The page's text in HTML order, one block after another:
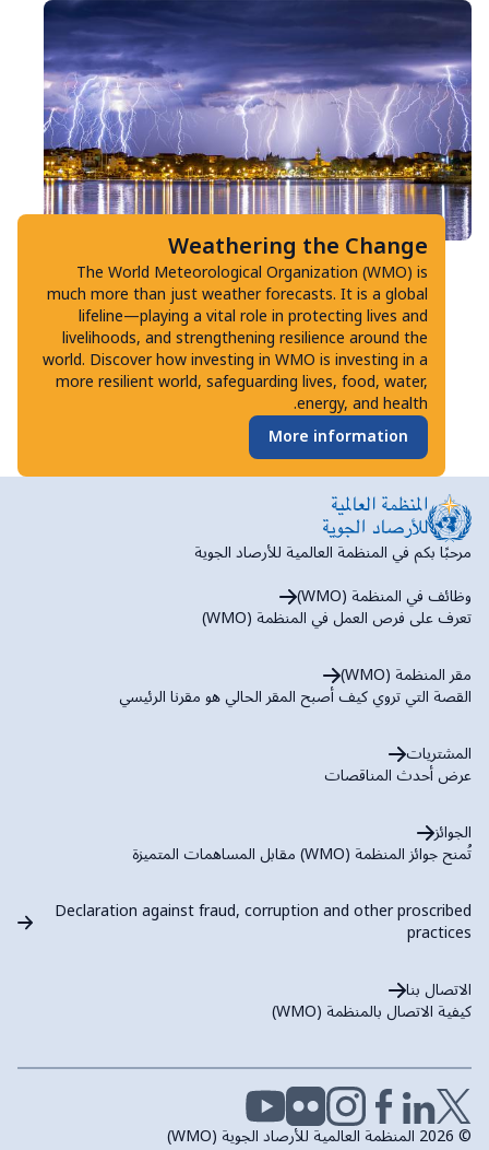
Weathering the Change
The World Meteorological Organization (WMO) is
much more than just weather forecasts. It is a global
lifeline—playing a vital role in protecting lives and
livelihoods, and strengthening resilience around the
world. Discover how investing in WMO is investing in a
more resilient world, safeguarding lives, food, water,
energy, and health.
More information
مرحبًا بكم في المنظمة العالمية للأرصاد الجوية
وظائف في المنظمة (WMO)
تعرف على فرص العمل في المنظمة (WMO)
مقر المنظمة (WMO)
القصة التي تروي كيف أصبح المقر الحالي هو مقرنا الرئيسي
المشتريات
عرض أحدث المناقصات
الجوائز
تُمنح جوائز المنظمة (WMO) مقابل المساهمات المتميزة
Declaration against fraud, corruption and other proscribed
practices
الاتصال بنا
كيفية الاتصال بالمنظمة (WMO)
© 2026 المنظمة العالمية للأرصاد الجوية (WMO)